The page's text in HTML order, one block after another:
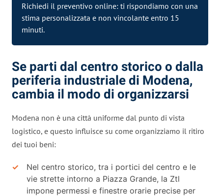
Richiedi il preventivo online: ti rispondiamo con una
stima personalizzata e non vincolante entro 15
minuti.
Se parti dal centro storico o dalla
periferia industriale di Modena,
cambia il modo di organizzarsi
Modena non è una città uniforme dal punto di vista
logistico, e questo influisce su come organizziamo il ritiro
dei tuoi beni:
Nel centro storico, tra i portici del centro e le
vie strette intorno a Piazza Grande, la Ztl
impone permessi e finestre orarie precise per